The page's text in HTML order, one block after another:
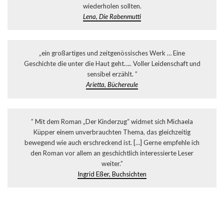
wiederholen sollten.
Lena, Die Rabenmutti
„ein großartiges und zeitgenössisches Werk … Eine
Geschichte die unter die Haut geht….. Voller Leidenschaft und
sensibel erzählt. ”
Arietta, Büchereule
” Mit dem Roman „Der Kinderzug“ widmet sich Michaela
Küpper einem unverbrauchten Thema, das gleichzeitig
bewegend wie auch erschreckend ist. […] Gerne empfehle ich
den Roman vor allem an geschichtlich interessierte Leser
weiter.”
Ingrid Eßer, Buchsichten